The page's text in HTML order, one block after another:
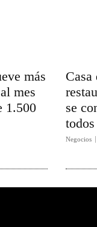
más
mes
1.500
Casa
se
todos
Negocios